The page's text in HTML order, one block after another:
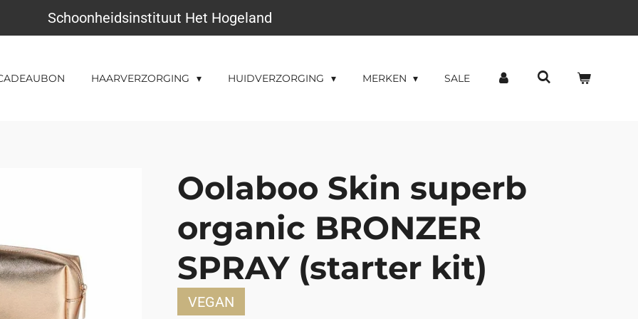
Schoonheidsinstituut Het Hogeland
HAARVERZORGING HUIDVERZORGING MERKEN SALE
Oolaboo Skin superb
organic BRONZER
SPRAY (starter kit)
VEGAN